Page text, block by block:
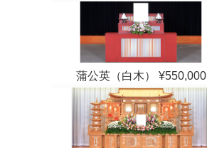
蒲公英（白木） ¥550,000